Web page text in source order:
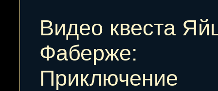
Видео квеста
Фаберже:
Приключение